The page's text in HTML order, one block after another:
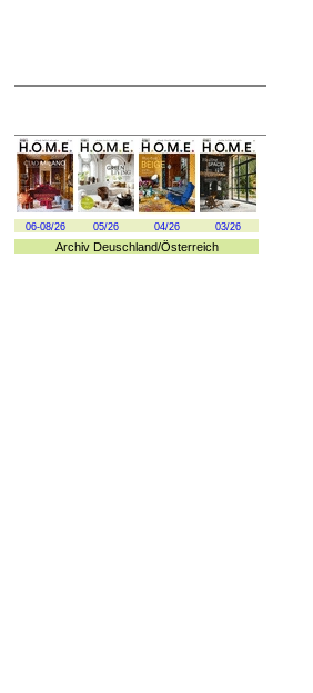
06-08/26 05/26 04/26 03/26
Archiv Deuschland/Österreich